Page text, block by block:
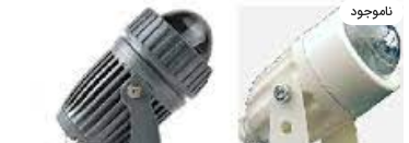
ناموجود